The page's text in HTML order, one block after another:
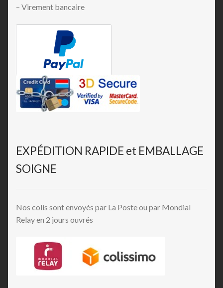
– Virement bancaire
EXPÉDITION RAPIDE et EMBALLAGE
SOIGNE
Nos colis sont envoyés par La Poste ou par Mondial
Relay en 2 jours ouvrés